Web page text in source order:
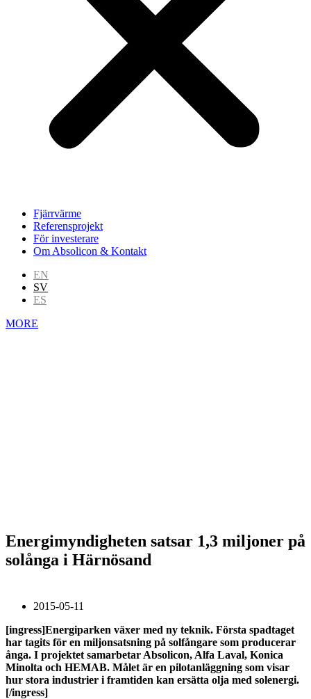
Fjärrvärme
Referensprojekt
För investerare
Om Absolicon & Kontakt
EN
SV
ES
MORE
Energimyndigheten satsar 1,3 miljoner på
solånga i Härnösand
2015-05-11
[ingress]Energiparken växer med ny teknik. Första spadtaget
har tagits för en miljonsatsning på solfångare som producerar
ånga. I projektet samarbetar Absolicon, Alfa Laval, Konica
Minolta och HEMAB. Målet är en pilotanläggning som visar
hur stora industrier i framtiden kan ersätta olja med solenergi.
[/ingress]